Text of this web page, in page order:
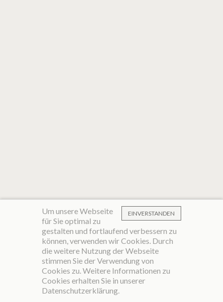
EINVERSTANDEN
Um unsere Webseite
für Sie optimal zu
gestalten und fortlaufend verbessern zu
können, verwenden wir Cookies. Durch
die weitere Nutzung der Webseite
stimmen Sie der Verwendung von
Cookies zu. Weitere Informationen zu
Cookies erhalten Sie in unserer
Datenschutzerklärung.